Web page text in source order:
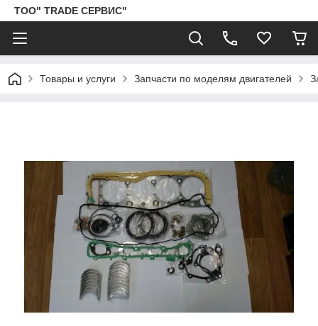
ТОО" TRADE СЕРВИС"
Товары и услуги Запчасти по моделям двигателей